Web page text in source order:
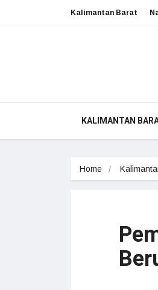
Kalimantan Barat
KALIMANTAN
Home